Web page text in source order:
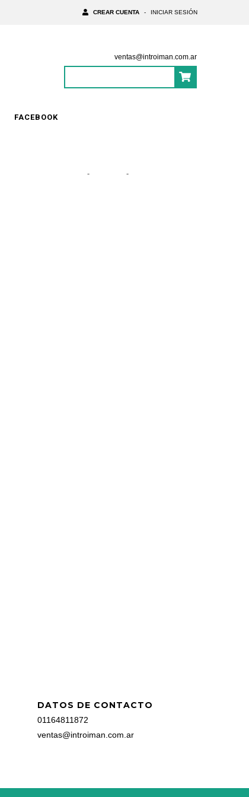
CREAR CUENTA - INICIAR SESIÓN
ventas@introiman.com.ar
FACEBOOK
- -
DATOS DE CONTACTO
01164811872
ventas@introiman.com.ar